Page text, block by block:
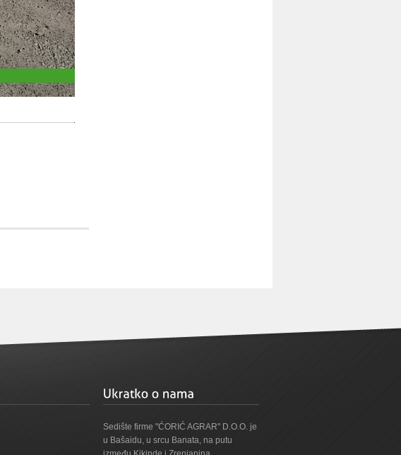
Sedište firme "ĆORIĆ AGRAR" D.O.O. je
u Bašaidu, u srcu Banata, na putu